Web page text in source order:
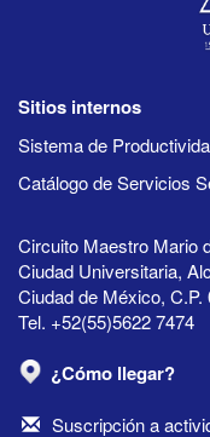
Sitios internos
Sistema de
Catálogo de Servicios
Circuito Maestro Mario
Ciudad Universitaria,
Ciudad de México, C.P.
Tel. +52(55)5622 7474
¿Cómo llegar?
Suscripción a